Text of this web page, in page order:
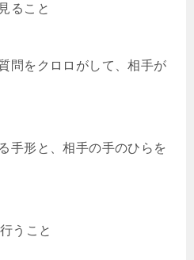
ること
問をクロロがして、相手が
手形と、相手の手のひらを
うこと